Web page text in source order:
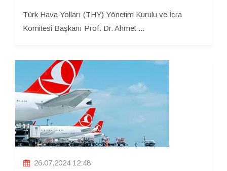
Türk Hava Yolları (THY) Yönetim Kurulu ve İcra
Komitesi Başkanı Prof. Dr. Ahmet ...
26.07.2024 12:48